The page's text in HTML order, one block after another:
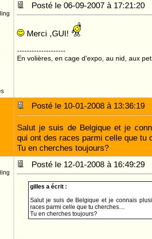
Posté le 06-09-2007 à 17:21:20
Merci ,GUI!
--------------------
En volières, en cage d'expo, au nid, aux
Posté le 10-01-2008 à 13:36:19
Salut je suis de Belgique et je
qui ont des races parmi celle que tu
Tu en cherches toujours?
Posté le 12-01-2008 à 16:49:29
gilles a écrit :
Salut je suis de Belgique et je connais
races parmi celle que tu cherches....
Tu en cherches toujours?